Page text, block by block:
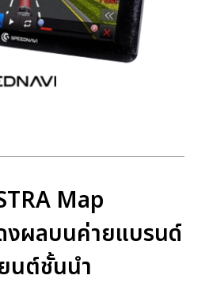
Map
งผลบนค่ายแบรนด์
นต์ชั้นนำ